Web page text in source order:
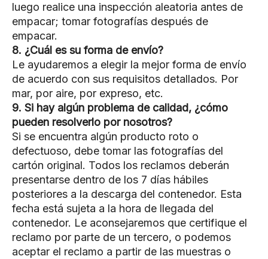
luego realice una inspección aleatoria antes de
empacar; tomar fotografías después de
empacar.
8. ¿Cuál es su forma de envío?
Le ayudaremos a elegir la mejor forma de envío
de acuerdo con sus requisitos detallados. Por
mar, por aire, por expreso, etc.
9. Si hay algún problema de calidad, ¿cómo
pueden resolverlo por nosotros?
Si se encuentra algún producto roto o
defectuoso, debe tomar las fotografías del
cartón original. Todos los reclamos deberán
presentarse dentro de los 7 días hábiles
posteriores a la descarga del contenedor. Esta
fecha está sujeta a la hora de llegada del
contenedor. Le aconsejaremos que certifique el
reclamo por parte de un tercero, o podemos
aceptar el reclamo a partir de las muestras o